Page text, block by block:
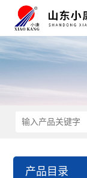
产品目录